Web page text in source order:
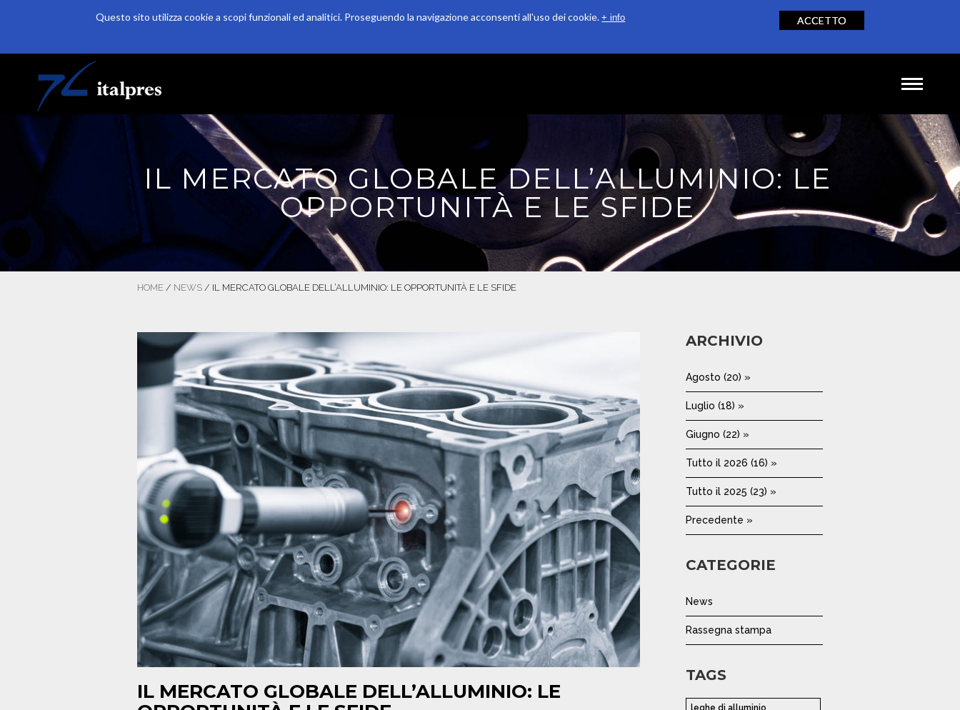
Questo sito utilizza cookie a scopi funzionali ed analitici. Proseguendo la navigazione acconsenti all'uso dei cookie. + info ACCETTO
Salta al contenuto principale
AZIENDA PRODUZIONE SOSTENIBILITÀ NEWS CONTATTI
IL MERCATO GLOBALE DELL’ALLUMINIO: LE
OPPORTUNITÀ E LE SFIDE
HOME / NEWS / IL MERCATO GLOBALE DELL’ALLUMINIO: LE OPPORTUNITÀ E LE SFIDE
IL MERCATO GLOBALE DELL’ALLUMINIO: LE
ARCHIVIO
Agosto (20) »
Luglio (18) »
Giugno (22) »
Tutto il 2026 (16) »
Tutto il 2025 (23) »
Precedente »
CATEGORIE
News
Rassegna stampa
TAGS
leghe di alluminio